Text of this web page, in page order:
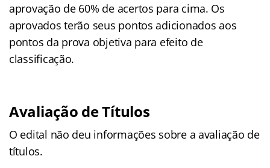
aprovação de 60% de acertos para cima. Os
aprovados terão seus pontos adicionados aos
pontos da prova objetiva para efeito de
classificação.
Avaliação de Títulos
O edital não deu informações sobre a avaliação de
títulos.